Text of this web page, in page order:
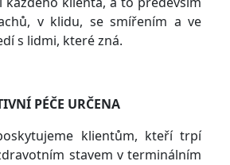
v klidu, se smířením a ve
s lidmi, které zná.
PÉČE URČENA
klientům, kteří trpí
stavem v terminálním